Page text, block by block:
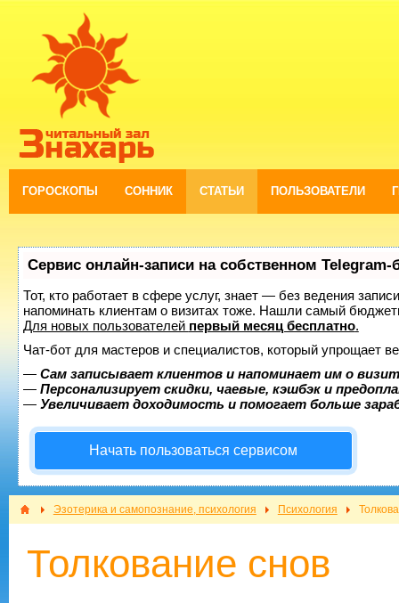
ГОРОСКОПЫ СОННИК СТАТЬИ ПОЛЬЗОВАТЕЛИ
Сервис онлайн-записи на собственном Telegram-
Тот, кто работает в сфере услуг, знает — без ведения
напоминать клиентам о визитах тоже. Нашли самый
Для новых пользователей первый месяц бесплатно.
Чат-бот для мастеров и специалистов, который упрощает
— Сам записывает клиентов и напоминает им о
— Персонализирует скидки, чаевые, кэшбэк и
— Увеличивает доходимость и помогает больше
Начать пользоваться сервисом
Эзотерика и самопознание, психология Психология
Толкование снов